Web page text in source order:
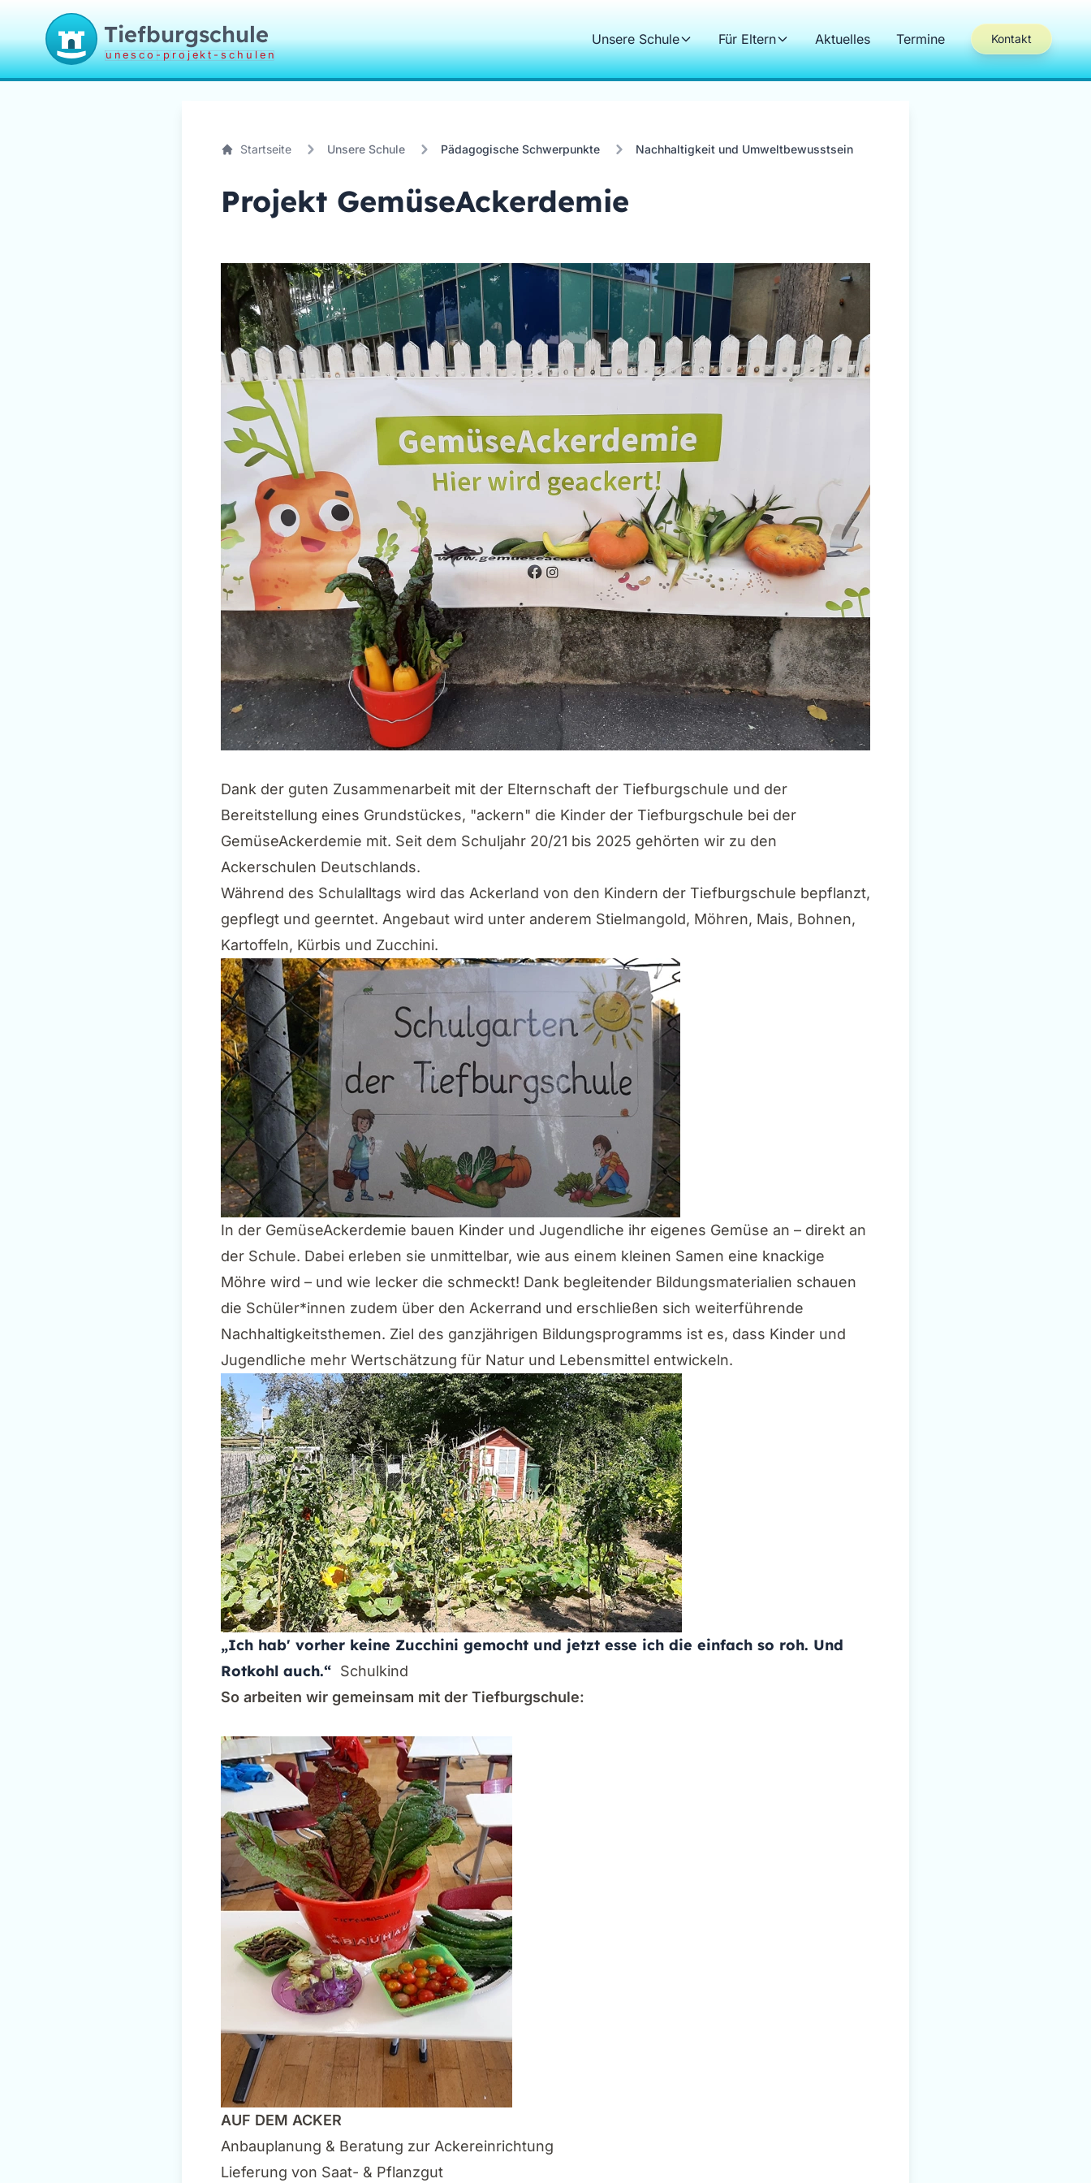
Tiefburgschule
unesco-projekt-schulen
Unsere Schule Für Eltern Aktuelles Termine Kontakt
Startseite Unsere Schule Pädagogische Schwerpunkte Nachhaltigkeit und Umweltbewusstsein
Projekt GemüseAckerdemie
Dank der guten Zusammenarbeit mit der Elternschaft der Tiefburgschule und der
Bereitstellung eines Grundstückes, "ackern" die Kinder der Tiefburgschule bei der
GemüseAckerdemie mit. Seit dem Schuljahr 20/21 bis 2025 gehörten wir zu den
Ackerschulen Deutschlands.
Während des Schulalltags wird das Ackerland von den Kindern der Tiefburgschule bepflanzt,
gepflegt und geerntet. Angebaut wird unter anderem Stielmangold, Möhren, Mais, Bohnen,
Kartoffeln, Kürbis und Zucchini.
In der GemüseAckerdemie bauen Kinder und Jugendliche ihr eigenes Gemüse an – direkt an
der Schule. Dabei erleben sie unmittelbar, wie aus einem kleinen Samen eine knackige
Möhre wird – und wie lecker die schmeckt! Dank begleitender Bildungsmaterialien schauen
die Schüler*innen zudem über den Ackerrand und erschließen sich weiterführende
Nachhaltigkeitsthemen. Ziel des ganzjährigen Bildungsprogramms ist es, dass Kinder und
Jugendliche mehr Wertschätzung für Natur und Lebensmittel entwickeln.
„Ich habʼ vorher keine Zucchini gemocht und jetzt esse ich die einfach so roh. Und
Rotkohl auch.“ Schulkind
So arbeiten wir gemeinsam mit der Tiefburgschule:
AUF DEM ACKER
Anbauplanung & Beratung zur Ackereinrichtung
Lieferung von Saat- & Pflanzgut